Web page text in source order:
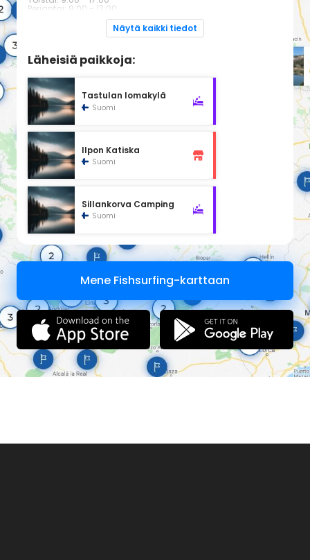
Perjantai: 9:00 - 17:00
Näytä kaikki tiedot
Läheisiä paikkoja:
Tastulan lomakylä
Suomi
Ilpon Katiska
Suomi
Sillankorva Camping
Suomi
Mene Fishsurfing-karttaan